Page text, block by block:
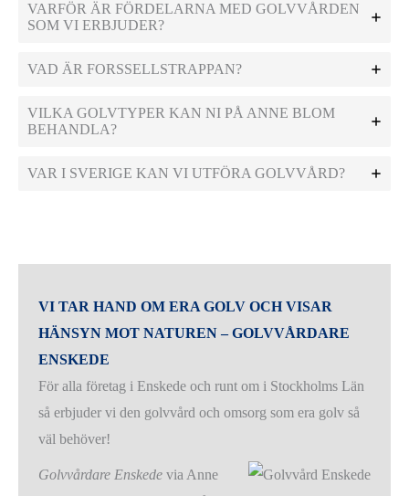
VARFÖR ÄR FÖRDELARNA MED GOLVVÅRDEN
SOM VI ERBJUDER?
VAD ÄR FORSSELLSTRAPPAN?
VILKA GOLVTYPER KAN NI PÅ ANNE BLOM
BEHANDLA?
VAR I SVERIGE KAN VI UTFÖRA GOLVVÅRD?
VI TAR HAND OM ERA GOLV OCH VISAR
HÄNSYN MOT NATUREN – GOLVVÅRDARE
ENSKEDE
För alla företag i Enskede och runt om i Stockholms Län
så erbjuder vi den golvvård och omsorg som era golv så
väl behöver!
Golvvårdare Enskede via Anne